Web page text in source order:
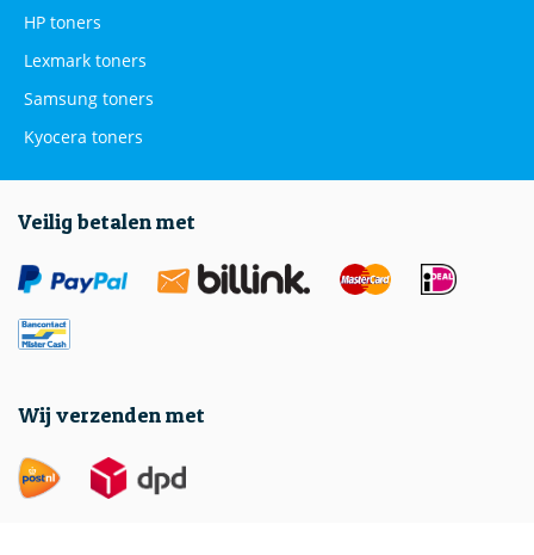
HP toners
Lexmark toners
Samsung toners
Kyocera toners
Veilig betalen met
Wij verzenden met